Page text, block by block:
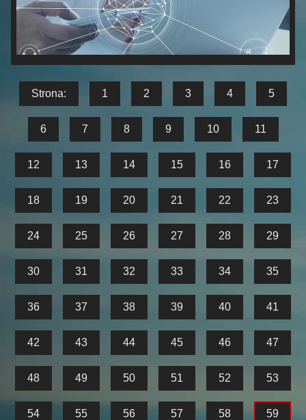
Strona: 1 2 3 4 5
6 7 8 9 10 11
12 13 14 15 16 17
18 19 20 21 22 23
24 25 26 27 28 29
30 31 32 33 34 35
36 37 38 39 40 41
42 43 44 45 46 47
48 49 50 51 52 53
54 55 56 57 58 59